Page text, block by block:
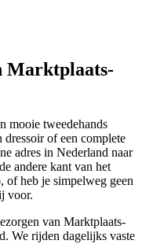
Marktplaats-
mooie tweedehands
dressoir of een complete
adres in Nederland naar
andere kant van het
of heb je simpelweg geen
voor.
van Marktplaats-
We rijden dagelijks vaste